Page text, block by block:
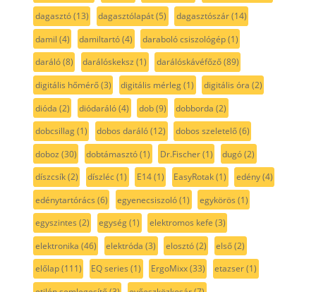
dagasztó(13) dagasztólapát(5) dagasztószár(14)
damil (4) damiltartó(4) daraboló csiszológép(1)
daráló(8) darálóskeksz (1) darálóskávéfőző(89)
digitális hőmérő(3) digitális mérleg(1) digitális óra (2)
dióda (2) diódaráló(4) dob(9) dobborda (2)
dobcsillag(1) dobos daráló(12) dobos szeletelő(6)
doboz (30) dobtámasztó(1) Dr.Fischer(1) dugó(2)
díszcsík(2) díszléc(1) E14(1) EasyRotak(1) edény(4)
edénytartórács (6) egyenecsiszoló(1) egykörös (1)
egyszintes (2) egység(1) elektromos kefe (3)
elektronika (46) elektróda (3) elosztó(2) első(2)
előlap(111) EQ series (1) ErgoMixx(33) etazser(1)